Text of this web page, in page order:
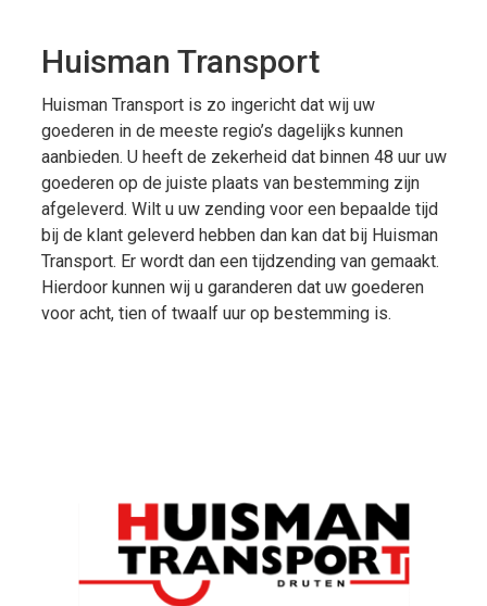
Huisman Transport
Huisman Transport is zo ingericht dat wij uw
goederen in de meeste regio’s dagelijks kunnen
aanbieden. U heeft de zekerheid dat binnen 48 uur uw
goederen op de juiste plaats van bestemming zijn
afgeleverd. Wilt u uw zending voor een bepaalde tijd
bij de klant geleverd hebben dan kan dat bij Huisman
Transport. Er wordt dan een tijdzending van gemaakt.
Hierdoor kunnen wij u garanderen dat uw goederen
voor acht, tien of twaalf uur op bestemming is.